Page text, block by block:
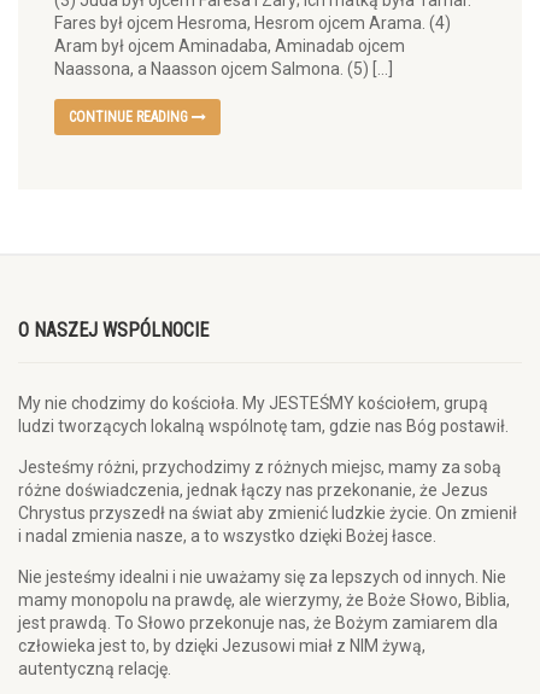
Fares był ojcem Hesroma, Hesrom ojcem Arama. (4)
Aram był ojcem Aminadaba, Aminadab ojcem
Naassona, a Naasson ojcem Salmona. (5) […]
CONTINUE READING
O NASZEJ WSPÓLNOCIE
My nie chodzimy do kościoła. My JESTEŚMY kościołem, grupą
ludzi tworzących lokalną wspólnotę tam, gdzie nas Bóg postawił.
Jesteśmy różni, przychodzimy z różnych miejsc, mamy za sobą
różne doświadczenia, jednak łączy nas przekonanie, że Jezus
Chrystus przyszedł na świat aby zmienić ludzkie życie. On zmienił
i nadal zmienia nasze, a to wszystko dzięki Bożej łasce.
Nie jesteśmy idealni i nie uważamy się za lepszych od innych. Nie
mamy monopolu na prawdę, ale wierzymy, że Boże Słowo, Biblia,
jest prawdą. To Słowo przekonuje nas, że Bożym zamiarem dla
człowieka jest to, by dzięki Jezusowi miał z NIM żywą,
autentyczną relację.